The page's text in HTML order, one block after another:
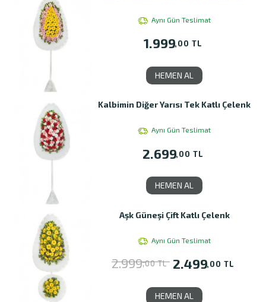
Aynı Gün Teslimat
1.999,00 TL
HEMEN AL
Kalbimin Diğer Yarısı Tek Katlı Çelenk
Aynı Gün Teslimat
2.699,00 TL
HEMEN AL
Aşk Güneşi Çift Katlı Çelenk
Aynı Gün Teslimat
2.999,00 TL 2.499,00 TL
HEMEN AL